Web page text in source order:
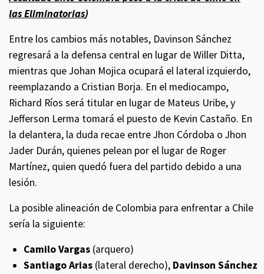
las Eliminatorias)
Entre los cambios más notables, Davinson Sánchez
regresará a la defensa central en lugar de Willer Ditta,
mientras que Johan Mojica ocupará el lateral izquierdo,
reemplazando a Cristian Borja. En el mediocampo,
Richard Ríos será titular en lugar de Mateus Uribe, y
Jefferson Lerma tomará el puesto de Kevin Castaño. En
la delantera, la duda recae entre Jhon Córdoba o Jhon
Jader Durán, quienes pelean por el lugar de Roger
Martínez, quien quedó fuera del partido debido a una
lesión.
La posible alineación de Colombia para enfrentar a Chile
sería la siguiente:
Camilo Vargas (arquero)
Santiago Arias (lateral derecho), Davinson Sánchez